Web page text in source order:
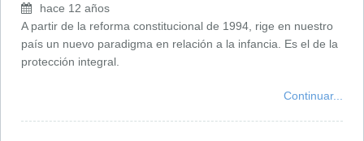
hace 12 años
A partir de la reforma constitucional de 1994, rige en nuestro
país un nuevo paradigma en relación a la infancia. Es el de la
protección integral.
Continuar...